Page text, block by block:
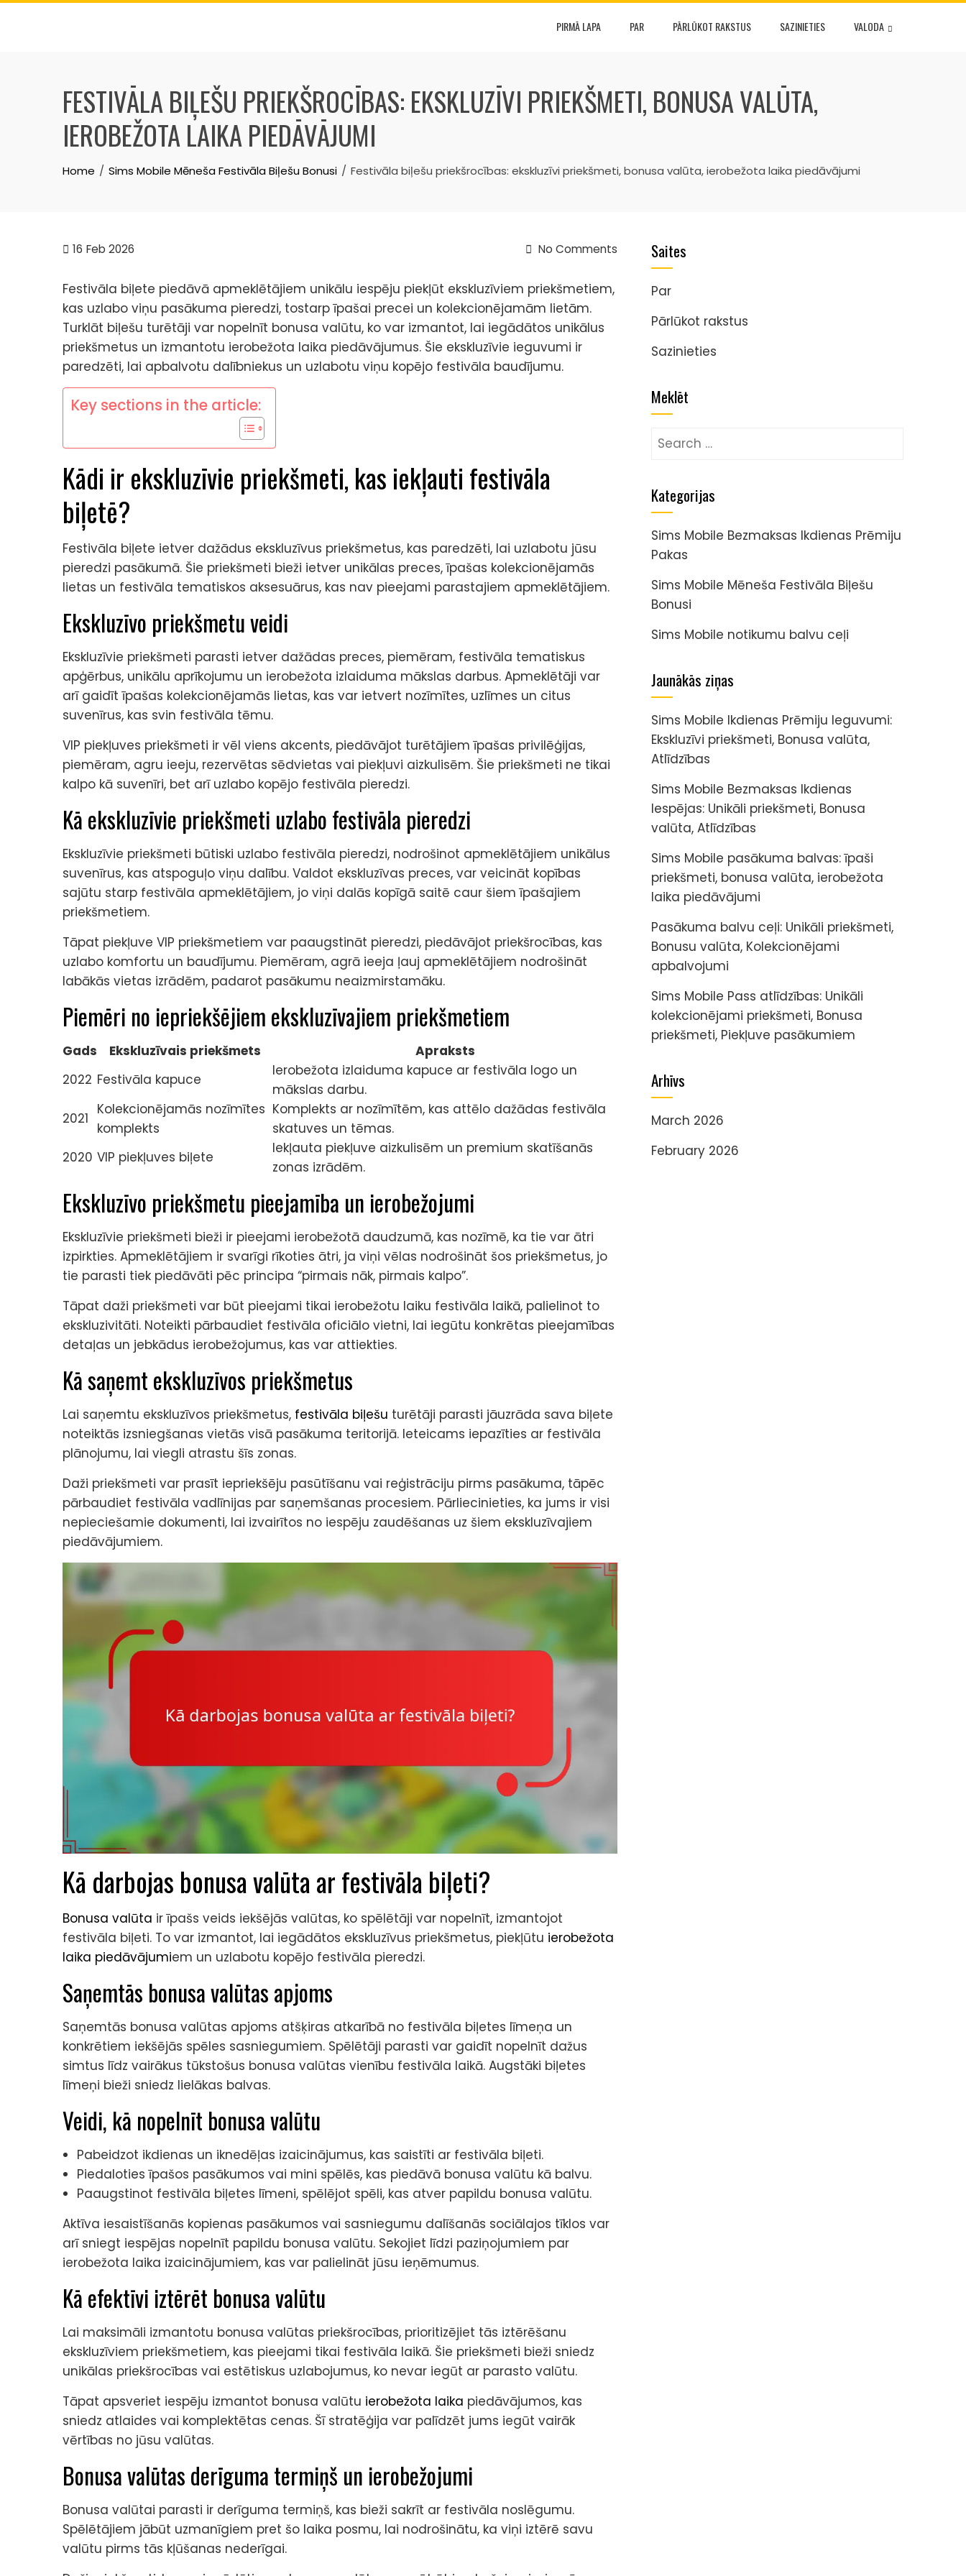
Skip
PIRMĀ LAPA PAR PĀRLŪKOT RAKSTUS SAZINIETIES VALODA
FESTIVĀLA BIĻEŠU PRIEKŠROCĪBAS: EKSKLUZĪVI PRIEKŠMETI, BONUSA VALŪTA,
IEROBEŽOTA LAIKA PIEDĀVĀJUMI
Home Sims Mobile Mēneša Festivāla Biļešu Bonusi Festivāla biļešu priekšrocības: ekskluzīvi priekšmeti, bonusa valūta, ierobežota laika piedāvājumi
16 Feb 2026 No Comments
Festivāla biļete piedāvā apmeklētājiem unikālu iespēju piekļūt ekskluzīviem priekšmetiem,
kas uzlabo viņu pasākuma pieredzi, tostarp īpašai precei un kolekcionējamām lietām.
Turklāt biļešu turētāji var nopelnīt bonusa valūtu, ko var izmantot, lai iegādātos unikālus
priekšmetus un izmantotu ierobežota laika piedāvājumus. Šie ekskluzīvie ieguvumi ir
paredzēti, lai apbalvotu dalībniekus un uzlabotu viņu kopējo festivāla baudījumu.
Key sections in the article:
Kādi ir ekskluzīvie priekšmeti, kas iekļauti festivāla
biļetē?
Festivāla biļete ietver dažādus ekskluzīvus priekšmetus, kas paredzēti, lai uzlabotu jūsu
pieredzi pasākumā. Šie priekšmeti bieži ietver unikālas preces, īpašas kolekcionējamās
lietas un festivāla tematiskos aksesuārus, kas nav pieejami parastajiem apmeklētājiem.
Ekskluzīvo priekšmetu veidi
Ekskluzīvie priekšmeti parasti ietver dažādas preces, piemēram, festivāla tematiskus
apģērbus, unikālu aprīkojumu un ierobežota izlaiduma mākslas darbus. Apmeklētāji var
arī gaidīt īpašas kolekcionējamās lietas, kas var ietvert nozīmītes, uzlīmes un citus
suvenīrus, kas svin festivāla tēmu.
VIP piekļuves priekšmeti ir vēl viens akcents, piedāvājot turētājiem īpašas privilēģijas,
piemēram, agru ieeju, rezervētas sēdvietas vai piekļuvi aizkulisēm. Šie priekšmeti ne tikai
kalpo kā suvenīri, bet arī uzlabo kopējo festivāla pieredzi.
Kā ekskluzīvie priekšmeti uzlabo festivāla pieredzi
Ekskluzīvie priekšmeti būtiski uzlabo festivāla pieredzi, nodrošinot apmeklētājiem unikālus
suvenīrus, kas atspoguļo viņu dalību. Valdot ekskluzīvas preces, var veicināt kopības
sajūtu starp festivāla apmeklētājiem, jo viņi dalās kopīgā saitē caur šiem īpašajiem
priekšmetiem.
Tāpat piekļuve VIP priekšmetiem var paaugstināt pieredzi, piedāvājot priekšrocības, kas
uzlabo komfortu un baudījumu. Piemēram, agrā ieeja ļauj apmeklētājiem nodrošināt
labākās vietas izrādēm, padarot pasākumu neaizmirstamāku.
Piemēri no iepriekšējiem ekskluzīvajiem priekšmetiem
Gads Ekskluzīvais priekšmets
Apraksts
2022 Festivāla kapuce
Ierobežota izlaiduma kapuce ar festivāla logo un
mākslas darbu.
2021
Kolekcionējamās nozīmītes
komplekts
Komplekts ar nozīmītēm, kas attēlo dažādas festivāla
skatuves un tēmas.
2020 VIP piekļuves biļete
Iekļauta piekļuve aizkulisēm un premium skatīšanās
zonas izrādēm.
Ekskluzīvo priekšmetu pieejamība un ierobežojumi
Ekskluzīvie priekšmeti bieži ir pieejami ierobežotā daudzumā, kas nozīmē, ka tie var ātri
izpirkties. Apmeklētājiem ir svarīgi rīkoties ātri, ja viņi vēlas nodrošināt šos priekšmetus, jo
tie parasti tiek piedāvāti pēc principa “pirmais nāk, pirmais kalpo”.
Tāpat daži priekšmeti var būt pieejami tikai ierobežotu laiku festivāla laikā, palielinot to
ekskluzivitāti. Noteikti pārbaudiet festivāla oficiālo vietni, lai iegūtu konkrētas pieejamības
detaļas un jebkādus ierobežojumus, kas var attiekties.
Kā saņemt ekskluzīvos priekšmetus
Lai saņemtu ekskluzīvos priekšmetus, festivāla biļešu turētāji parasti jāuzrāda sava biļete
noteiktās izsniegšanas vietās visā pasākuma teritorijā. Ieteicams iepazīties ar festivāla
plānojumu, lai viegli atrastu šīs zonas.
Daži priekšmeti var prasīt iepriekšēju pasūtīšanu vai reģistrāciju pirms pasākuma, tāpēc
pārbaudiet festivāla vadlīnijas par saņemšanas procesiem. Pārliecinieties, ka jums ir visi
nepieciešamie dokumenti, lai izvairītos no iespēju zaudēšanas uz šiem ekskluzīvajiem
piedāvājumiem.
Kā darbojas bonusa valūta ar festivāla biļeti?
Bonusa valūta ir īpašs veids iekšējās valūtas, ko spēlētāji var nopelnīt, izmantojot
festivāla biļeti. To var izmantot, lai iegādātos ekskluzīvus priekšmetus, piekļūtu ierobežota
laika piedāvājumiem un uzlabotu kopējo festivāla pieredzi.
Saņemtās bonusa valūtas apjoms
Saņemtās bonusa valūtas apjoms atšķiras atkarībā no festivāla biļetes līmeņa un
konkrētiem iekšējās spēles sasniegumiem. Spēlētāji parasti var gaidīt nopelnīt dažus
simtus līdz vairākus tūkstošus bonusa valūtas vienību festivāla laikā. Augstāki biļetes
līmeņi bieži sniedz lielākas balvas.
Veidi, kā nopelnīt bonusa valūtu
Pabeidzot ikdienas un iknedēļas izaicinājumus, kas saistīti ar festivāla biļeti.
Piedaloties īpašos pasākumos vai mini spēlēs, kas piedāvā bonusa valūtu kā balvu.
Paaugstinot festivāla biļetes līmeni, spēlējot spēli, kas atver papildu bonusa valūtu.
Aktīva iesaistīšanās kopienas pasākumos vai sasniegumu dalīšanās sociālajos tīklos var
arī sniegt iespējas nopelnīt papildu bonusa valūtu. Sekojiet līdzi paziņojumiem par
ierobežota laika izaicinājumiem, kas var palielināt jūsu ieņēmumus.
Kā efektīvi iztērēt bonusa valūtu
Lai maksimāli izmantotu bonusa valūtas priekšrocības, prioritizējiet tās iztērēšanu
ekskluzīviem priekšmetiem, kas pieejami tikai festivāla laikā. Šie priekšmeti bieži sniedz
unikālas priekšrocības vai estētiskus uzlabojumus, ko nevar iegūt ar parasto valūtu.
Tāpat apsveriet iespēju izmantot bonusa valūtu ierobežota laika piedāvājumos, kas
sniedz atlaides vai komplektētas cenas. Šī stratēģija var palīdzēt jums iegūt vairāk
vērtības no jūsu valūtas.
Bonusa valūtas derīguma termiņš un ierobežojumi
Bonusa valūtai parasti ir derīguma termiņš, kas bieži sakrīt ar festivāla noslēgumu.
Spēlētājiem jābūt uzmanīgiem pret šo laika posmu, lai nodrošinātu, ka viņi iztērē savu
valūtu pirms tās kļūšanas nederīgai.
Saites
Par
Pārlūkot rakstus
Sazinieties
Meklēt
Search
Kategorijas
Sims Mobile Bezmaksas Ikdienas Prēmiju
Pakas
Sims Mobile Mēneša Festivāla Biļešu
Bonusi
Sims Mobile notikumu balvu ceļi
Jaunākās ziņas
Sims Mobile Ikdienas Prēmiju Ieguvumi:
Ekskluzīvi priekšmeti, Bonusa valūta,
Atlīdzības
Sims Mobile Bezmaksas Ikdienas
Iespējas: Unikāli priekšmeti, Bonusa
valūta, Atlīdzības
Sims Mobile pasākuma balvas: īpaši
priekšmeti, bonusa valūta, ierobežota
laika piedāvājumi
Pasākuma balvu ceļi: Unikāli priekšmeti,
Bonusu valūta, Kolekcionējami
apbalvojumi
Sims Mobile Pass atlīdzības: Unikāli
kolekcionējami priekšmeti, Bonusa
priekšmeti, Piekļuve pasākumiem
Arhīvs
March 2026
February 2026